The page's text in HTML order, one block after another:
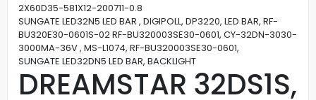
2X60D35-581X12-200711-0.8
SUNGATE LED32N5 LED BAR , DIGIPOLL, DP3220, LED BAR, RF-
BU320E30-0601S-02 RF-BU320003SE30-0601, CY-32DN-3030-
3000MA-36V , MS-L1074, RF-BU320003SE30-0601,
SUNGATE LED32DN5 LED BAR, BACKLIGHT
DREAMSTAR 32DS1S,